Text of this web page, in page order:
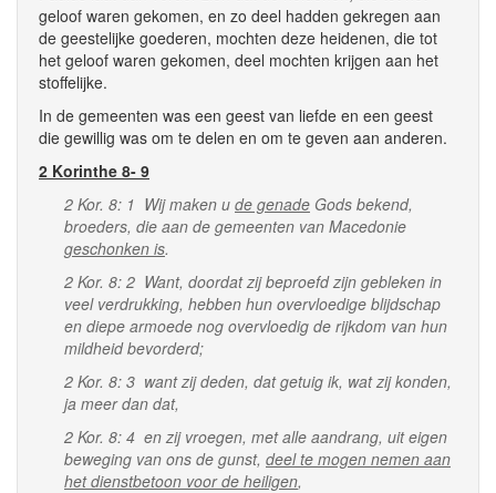
geloof waren gekomen, en zo deel hadden gekregen aan
de geestelijke goederen, mochten deze heidenen, die tot
het geloof waren gekomen, deel mochten krijgen aan het
stoffelijke.
In de gemeenten was een geest van liefde en een geest
die gewillig was om te delen en om te geven aan anderen.
2 Korinthe 8- 9
2 Kor. 8: 1 Wij maken u de genade Gods bekend,
broeders, die aan de gemeenten van Macedonie
geschonken is.
2 Kor. 8: 2 Want, doordat zij beproefd zijn gebleken in
veel verdrukking, hebben hun overvloedige blijdschap
en diepe armoede nog overvloedig de rijkdom van hun
mildheid bevorderd;
2 Kor. 8: 3 want zij deden, dat getuig ik, wat zij konden,
ja meer dan dat,
2 Kor. 8: 4 en zij vroegen, met alle aandrang, uit eigen
beweging van ons de gunst, deel te mogen nemen aan
het dienstbetoon voor de heiligen,